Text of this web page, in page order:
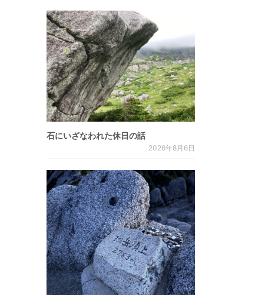
石にいざなわれた休日の話
2026年8月6日